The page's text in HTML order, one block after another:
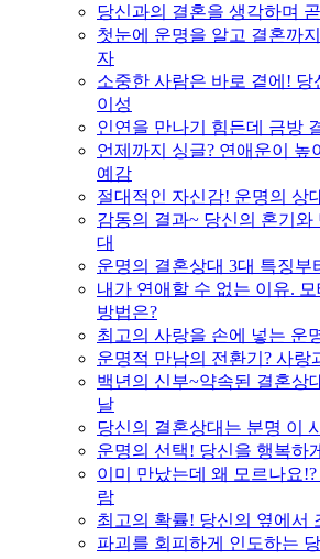
당신과의 결혼을 생각하며
첫눈에 운명을 알고 결혼까
자
소중한 사람은 바로 곁에!
이성
인연을 만나기 힘든데 금방
언제까지 싱글? 연애운이 높
예감
절대적인 자신감! 운명의 상
감동의 결과~ 당신의 혼기와
대
운명의 결혼상대 3대 특징부
내가 연애할 수 없는 이유.
방법은?
최고의 사랑을 손에 넣는 운
운명적 만남의 전환기? 사랑
백년의 신부~약속된 결혼상
날
당신의 결혼상대는 분명 이
운명의 선택! 당신을 행복하
이미 만났는데 왜 모르나요
람
최고의 확률! 당신의 옆에서
파괴를 회피하게 인도하는